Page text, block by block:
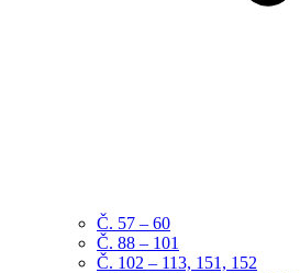
Č. 57 – 60
Č. 88 – 101
Č. 102 – 113, 151, 152